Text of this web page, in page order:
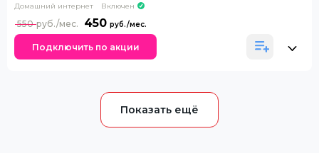
Домашний интернет
Включен
450
550
Подключить по акции